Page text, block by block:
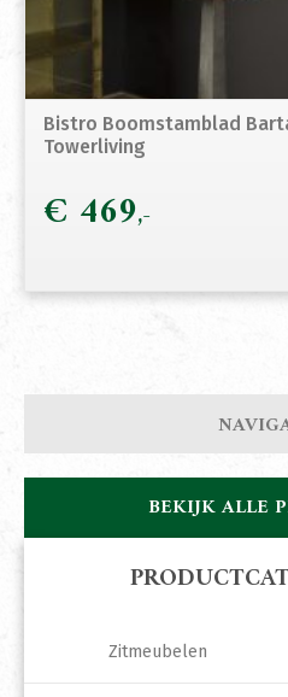
Bistro Boomstamblad
Towerliving
€ 469
BEKIJK ALLE
Zitmeubelen